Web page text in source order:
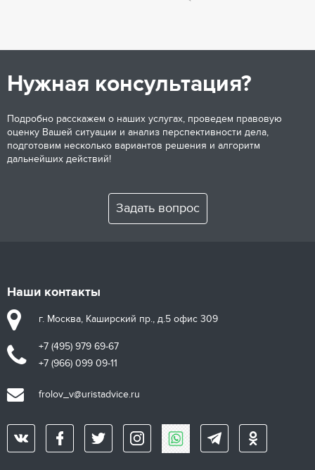
Нужная консультация?
Подробно расскажем о наших услугах, проведем правовую
оценку Вашей ситуации и анализ перспективности дела,
подготовим несколько вариантов решения и алгоритм
дальнейших действий!
Задать вопрос
Наши контакты
г. Москва, Каширский пр., д.5 офис 309
+7 (495) 979 69-67
+7 (966) 099 09-11
frolov_v@uristadvice.ru